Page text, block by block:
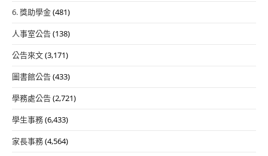
6. 獎助學金(481)
人事室公告(138)
公告來文(3,171)
圖書館公告(433)
學務處公告(2,721)
學生事務(6,433)
家長事務(4,564)